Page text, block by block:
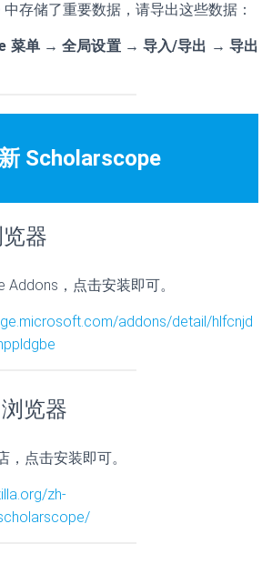
存储了重要数据，请导出这些数据：
菜单 → 全局设置 → 导入/导出 → 导出
Scholarscope
器
，点击安装即可。
addons/detail/hlfcnjd
览器
，点击安装即可。
zh-